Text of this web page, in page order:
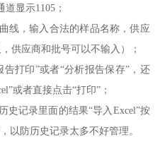
显示1105；
线，输入合法的样品名称，供应
供应商和批号可以不输入）；
打印”或者“分析报告保存”，还
或者直接点击“打印”；
史记录里面的结果“导入Excel”按
以防历史记录太多不好管理。